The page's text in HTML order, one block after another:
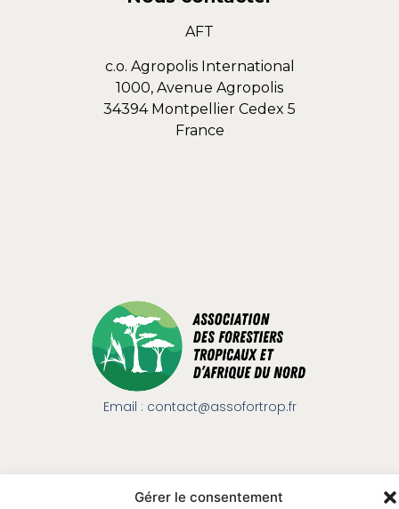
Gérer le consentement
Email : contact@assofortrop.fr​
AFT
c.o. Agropolis International
1000, Avenue Agropolis
34394 Montpellier Cedex 5
France
Mentions légales|Protection des données